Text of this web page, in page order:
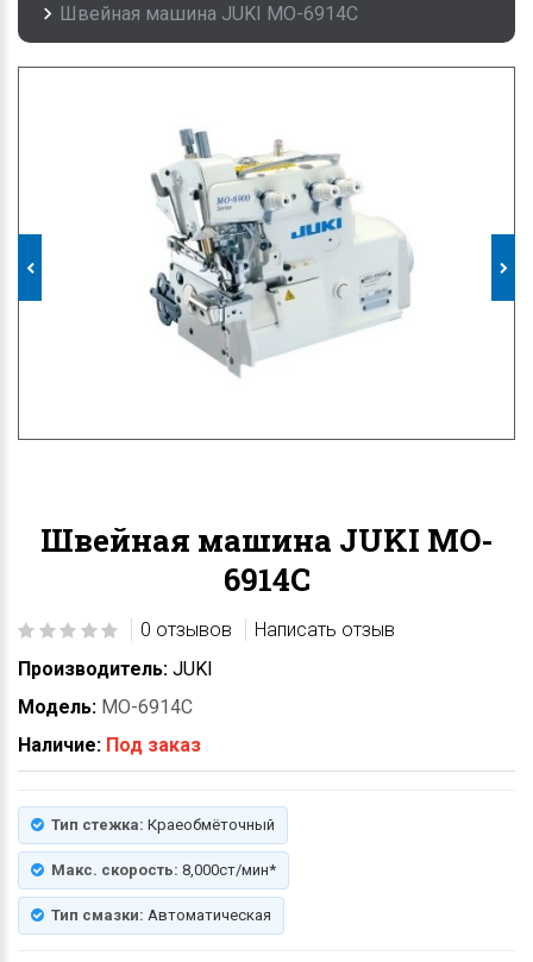
Швейная машина JUKI MO-6914C
Швейная машина JUKI MO-
6914C
0 отзывов
Написать отзыв
Производитель: JUKI
Модель: MO-6914C
Наличие: Под заказ
Тип стежка: Краеобмёточный
Макс. скорость: 8,000ст/мин*
Тип смазки: Автоматическая